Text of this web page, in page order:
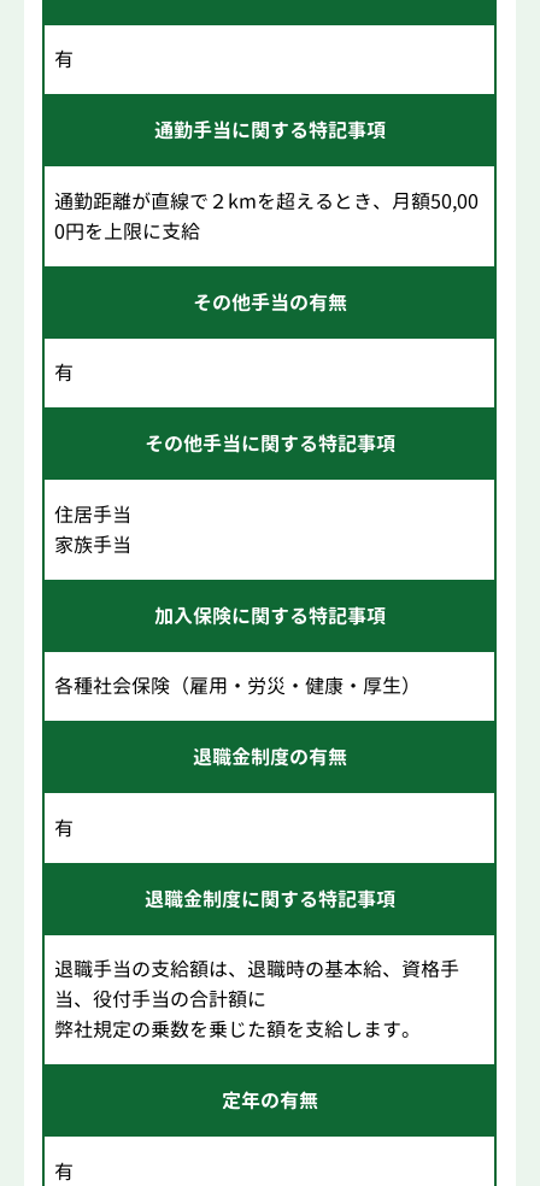
有
通勤手当に関する特記事項
通勤距離が直線で２kmを超えるとき、月額50,00
0円を上限に支給
その他手当の有無
有
その他手当に関する特記事項
住居手当
家族手当
加入保険に関する特記事項
各種社会保険（雇用・労災・健康・厚生）
退職金制度の有無
有
退職金制度に関する特記事項
退職手当の支給額は、退職時の基本給、資格手
当、役付手当の合計額に
弊社規定の乗数を乗じた額を支給します。
定年の有無
有